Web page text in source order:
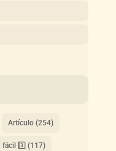
Artículo(254)
fácil 3️⃣ (117)